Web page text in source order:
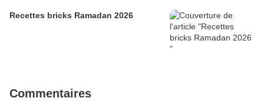
Recettes bricks Ramadan 2026
Commentaires